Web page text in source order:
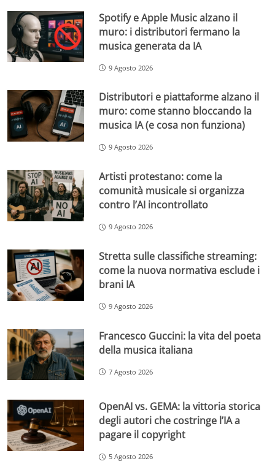
Spotify e Apple Music alzano il
muro: i distributori fermano la
musica generata da IA
9 Agosto 2026
Distributori e piattaforme alzano il
muro: come stanno bloccando la
musica IA (e cosa non funziona)
9 Agosto 2026
Artisti protestano: come la
comunità musicale si organizza
contro l’AI incontrollato
9 Agosto 2026
Stretta sulle classifiche streaming:
come la nuova normativa esclude i
brani IA
9 Agosto 2026
Francesco Guccini: la vita del poeta
della musica italiana
7 Agosto 2026
OpenAI vs. GEMA: la vittoria storica
degli autori che costringe l’IA a
pagare il copyright
5 Agosto 2026